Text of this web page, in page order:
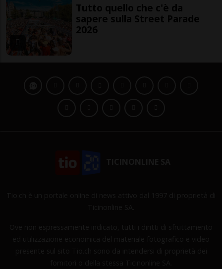
Tutto quello che c'è da
sapere sulla Street Parade
2026